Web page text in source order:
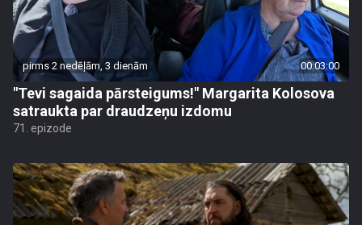
pirms 2 nedēļām, 3 dienām 00:03:00
"Tevi sagaida pārsteigums!" Margarita Kolosova
satraukta par draudzeņu izdomu
71. epizode